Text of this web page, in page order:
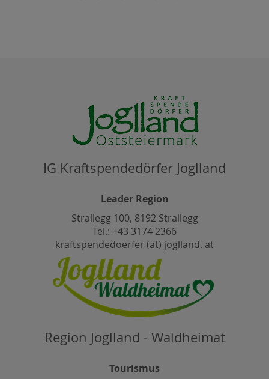
IG Kraftspendedörfer Joglland
Leader Region
Strallegg 100, 8192 Strallegg
Tel.: +43 3174 2366
kraftspendedoerfer (at) joglland. at
Region Joglland - Waldheimat
Tourismus